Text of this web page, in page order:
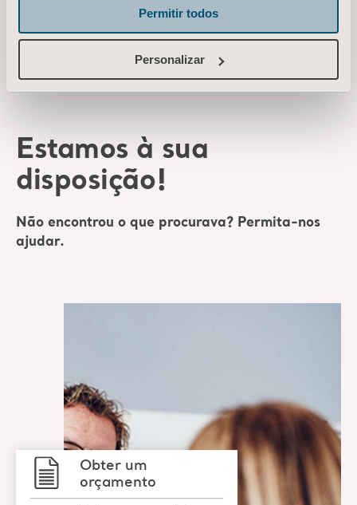
Permitir todos
Personalizar
* Verifique com seu representante de vendas local se o produto está
disponível para venda em seu país.
Estamos à sua
disposição!
Não encontrou o que procurava? Permita-nos
ajudar.
Obter um
orçamento